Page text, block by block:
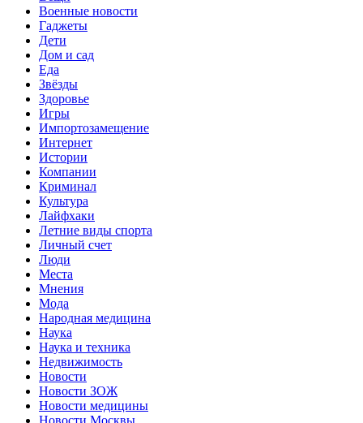
Военные новости
Гаджеты
Дети
Дом и сад
Еда
Звёзды
Здоровье
Игры
Импортозамещение
Интернет
Истории
Компании
Криминал
Культура
Лайфхаки
Летние виды спорта
Личный счет
Люди
Места
Мнения
Мода
Народная медицина
Наука
Наука и техника
Недвижимость
Новости
Новости ЗОЖ
Новости медицины
Новости Москвы